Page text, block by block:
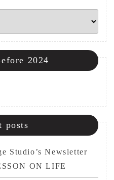
2024
posts
Studio’s Newsletter
ON LIFE